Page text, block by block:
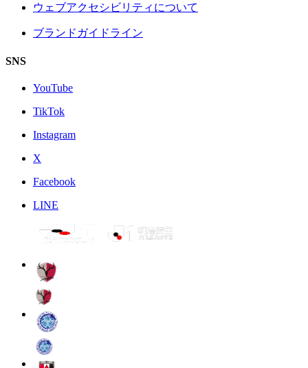
ウェブアクセシビリティについて
ブランドガイドライン
SNS
YouTube
TikTok
Instagram
X
Facebook
LINE